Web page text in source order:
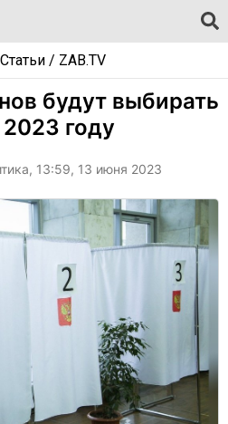
Статьи/ ZAB.TV
будут выбирать
году
13:59, 13 июня 2023